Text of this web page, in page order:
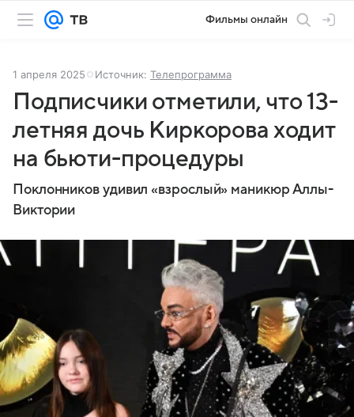
Фильмы онлайн
1 апреля 2025 Источник: Телепрограмма
Подписчики отметили, что 13-
летняя дочь Киркорова ходит
на бьюти-процедуры
Поклонников удивил «взрослый» маникюр Аллы-
Виктории